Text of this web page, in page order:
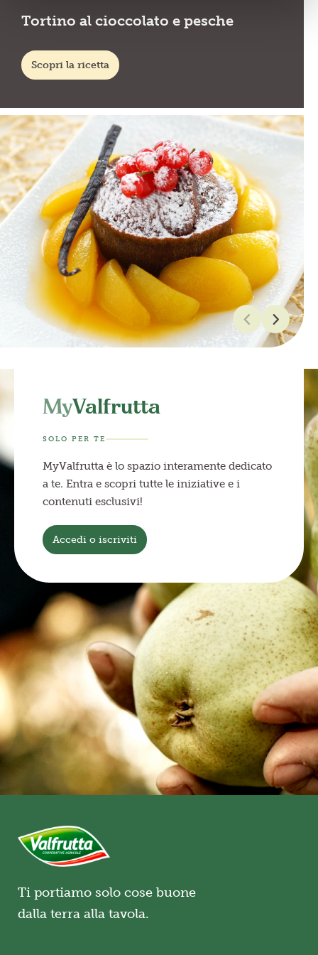
Tortino al cioccolato e pesche
Scopri la ricetta
MyValfrutta
SOLO PER TE
MyValfrutta è lo spazio interamente dedicato
a te. Entra e scopri tutte le iniziative e i
contenuti esclusivi!
Accedi o iscriviti
Ti portiamo solo cose buone
dalla terra alla tavola.